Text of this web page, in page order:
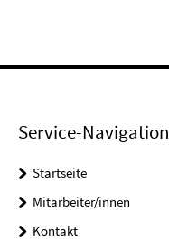
Service-Navigation
Startseite
Mitarbeiter/innen
Kontakt